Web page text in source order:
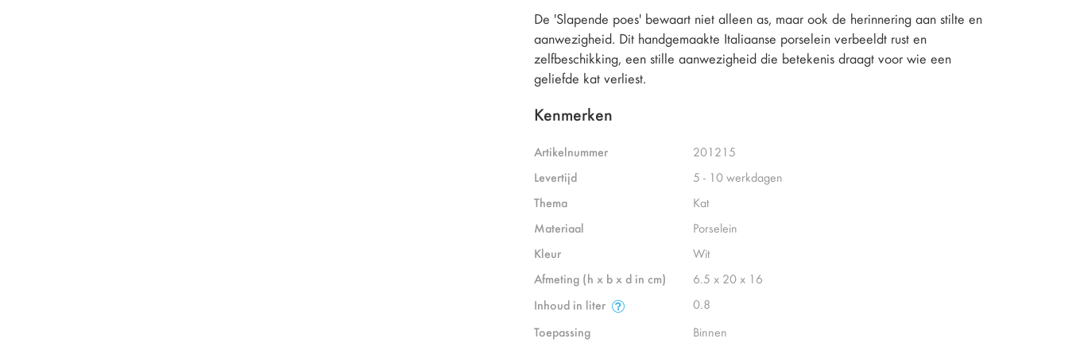
De 'Slapende poes' bewaart niet alleen as, maar ook de herinnering aan stilte en
aanwezigheid. Dit handgemaakte Italiaanse porselein verbeeldt rust en
zelfbeschikking, een stille aanwezigheid die betekenis draagt voor wie een
geliefde kat verliest.
Kenmerken
Artikelnummer
201215
Levertijd
5 - 10 werkdagen
Thema
Kat
Materiaal
Porselein
Kleur
Wit
Afmeting (h x b x d in cm)
6.5 x 20 x 16
Inhoud in liter
0.8
Toepassing
Binnen